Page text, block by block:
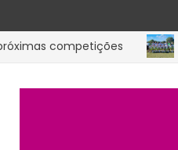
competições